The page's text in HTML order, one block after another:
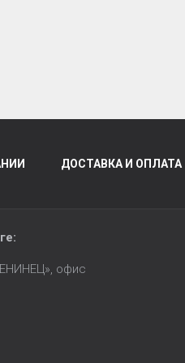
ДОСТАВКА И ОПЛАТА
:
офис